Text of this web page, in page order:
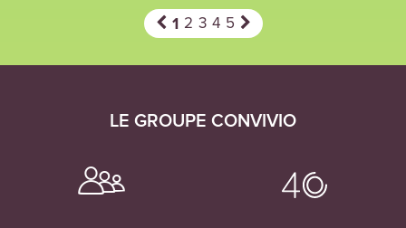
1 2 3 4 5
LE GROUPE CONVIVIO